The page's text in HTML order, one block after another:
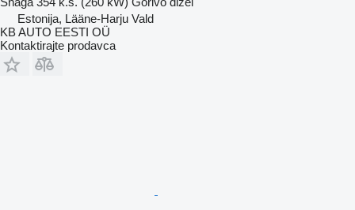
Estonija, Lääne-Harju Vald
KB AUTO EESTI OÜ
Kontaktirajte prodavca